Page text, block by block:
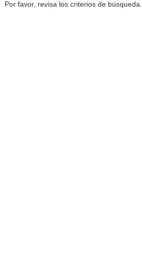
Por favor, revisa los criterios de búsqueda.